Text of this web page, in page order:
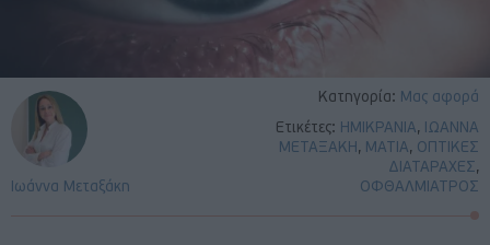
Κατηγορία: Μας αφορά
Ετικέτες: ΗΜΙΚΡΑΝΙΑ, ΙΩΑΝΝΑ
ΜΕΤΑΞΑΚΗ, ΜΑΤΙΑ, ΟΠΤΙΚΕΣ
ΔΙΑΤΑΡΑΧΕΣ,
ΟΦΘΑΛΜΙΑΤΡΟΣ
Ιωάννα Μεταξάκη